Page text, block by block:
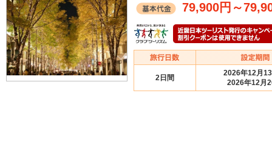
79,900円 ～
2日間
2026年12月
2026年12月